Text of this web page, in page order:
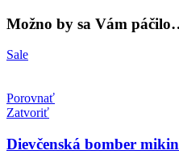
Možno by sa Vám
Sale
Porovnať
Zatvoriť
Dievčenská bomber